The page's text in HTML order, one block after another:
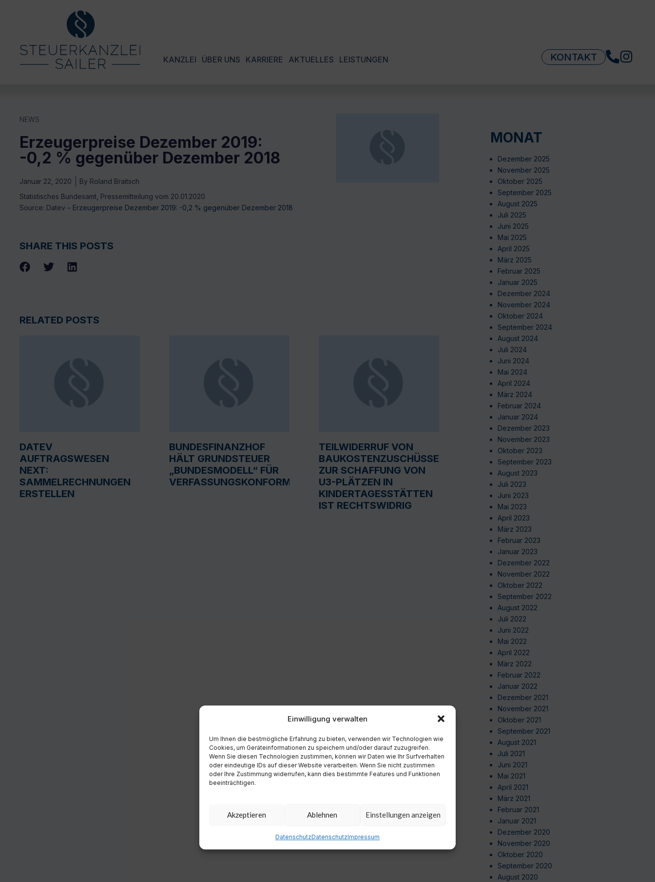
Einwilligung verwalten
Um Ihnen die bestmögliche Erfahrung zu bieten, verwenden wir Technologien wie
Cookies, um Geräteinformationen zu speichern und/oder darauf zuzugreifen.
Wenn Sie diesen Technologien zustimmen, können wir Daten wie Ihr Surfverhalten
oder eindeutige IDs auf dieser Website verarbeiten. Wenn Sie nicht zustimmen
oder Ihre Zustimmung widerrufen, kann dies bestimmte Features und Funktionen
beeinträchtigen.
Akzeptieren Ablehnen Einstellungen anzeigen
DatenschutzDatenschutzImpressum
KANZLEI ÜBER UNS KARRIERE AKTUELLES LEISTUNGEN KONTAKT
NEWS
Erzeugerpreise Dezember 2019:
-0,2 % gegenüber Dezember 2018
Januar 22, 2020 By Roland Braitsch
Statistisches Bundesamt, Pressemitteilung vom 20.01.2020
Source: Datev – Erzeugerpreise Dezember 2019: -0,2 % gegenüber Dezember 2018
SHARE THIS POSTS
RELATED POSTS
DATEV
AUFTRAGSWESEN
NEXT:
SAMMELRECHNUNGEN
ERSTELLEN
BUNDESFINANZHOF
HÄLT GRUNDSTEUER
„BUNDESMODELL“ FÜR
VERFASSUNGSKONFORM
TEILWIDERRUF VON
BAUKOSTENZUSCHÜSSEN
ZUR SCHAFFUNG VON
U3-PLÄTZEN IN
KINDERTAGESSTÄTTEN
IST RECHTSWIDRIG
MONAT
Dezember 2025
November 2025
Oktober 2025
September 2025
August 2025
Juli 2025
Juni 2025
Mai 2025
April 2025
März 2025
Februar 2025
Januar 2025
Dezember 2024
November 2024
Oktober 2024
September 2024
August 2024
Juli 2024
Juni 2024
Mai 2024
April 2024
März 2024
Februar 2024
Januar 2024
Dezember 2023
November 2023
Oktober 2023
September 2023
August 2023
Juli 2023
Juni 2023
Mai 2023
April 2023
März 2023
Februar 2023
Januar 2023
Dezember 2022
November 2022
Oktober 2022
September 2022
August 2022
Juli 2022
Juni 2022
Mai 2022
April 2022
März 2022
Februar 2022
Januar 2022
Dezember 2021
November 2021
Oktober 2021
September 2021
August 2021
Juli 2021
Juni 2021
Mai 2021
April 2021
März 2021
Februar 2021
Januar 2021
Dezember 2020
November 2020
Oktober 2020
September 2020
August 2020